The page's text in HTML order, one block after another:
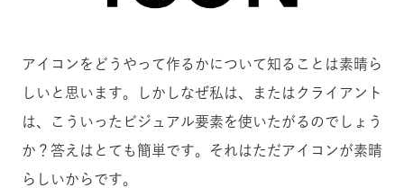
アイコンをどうやって作るかについて知ることは素晴ら
しいと思います。しかしなぜ私は、またはクライアント
は、こういったビジュアル要素を使いたがるのでしょう
か？答えはとても簡単です。それはただアイコンが素晴
らしいからです。